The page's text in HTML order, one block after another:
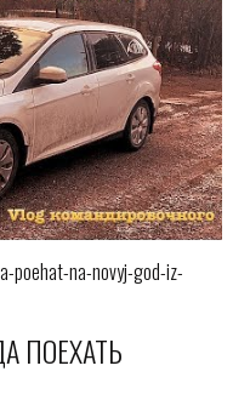
poehat-na-novyj-god-iz-
ПОЕХАТЬ